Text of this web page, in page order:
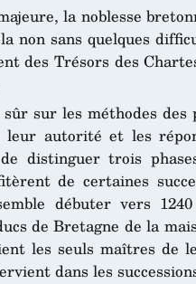
la noblesse
non sans quelques
des Trésors des
sur les méthodes des
autorité et les
distinguer trois
de certaines
débuter vers
de Bretagne de la
les seuls maîtres
dans les